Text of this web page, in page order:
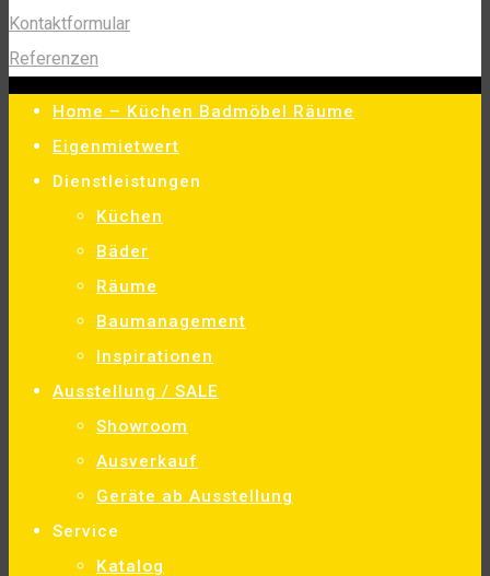
Kontaktformular
Referenzen
Home – Küchen Badmöbel Räume
Eigenmietwert
Dienstleistungen
Küchen
Bäder
Räume
Baumanagement
Inspirationen
Ausstellung / SALE
Showroom
Ausverkauf
Geräte ab Ausstellung
Service
Katalog